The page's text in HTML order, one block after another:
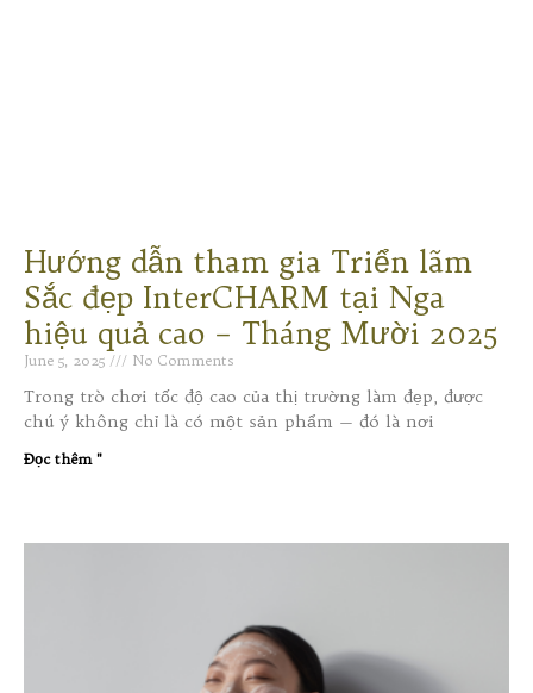
Hướng dẫn tham gia Triển lãm
Sắc đẹp InterCHARM tại Nga
hiệu quả cao – Tháng Mười 2025
June 5, 2025 No Comments
Trong trò chơi tốc độ cao của thị trường làm đẹp, được
chú ý không chỉ là có một sản phẩm — đó là nơi
Đọc thêm "